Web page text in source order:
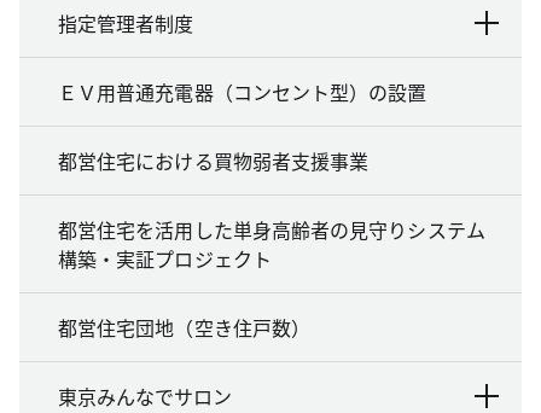
指定管理者制度
ＥＶ用普通充電器（コンセント型）の設置
都営住宅における買物弱者支援事業
都営住宅を活用した単身高齢者の見守りシステム
構築・実証プロジェクト
都営住宅団地（空き住戸数）
東京みんなでサロン